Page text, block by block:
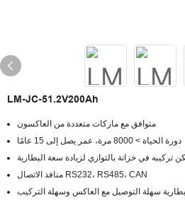
LM-JC-51.2V200Ah
متوافق مع ماركات متعددة من العاكسون
دورة الحياة > 8000 مرة، عمر يصل إلى 15 عامًا
تركيبه في خزانة بالتوازي لزيادة سعة البطارية
منافذ الاتصال RS232، RS485، CAN
سهلة التوصيل مع العاكس وسهلة التركيب